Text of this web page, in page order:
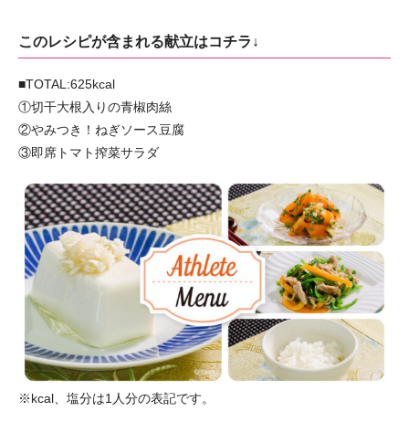
このレシピが含まれる献立はコチラ↓
■TOTAL:625kcal
①切干大根入りの青椒肉絲
②やみつき！ねぎソース豆腐
③即席トマト搾菜サラダ
※kcal、塩分は1人分の表記です。